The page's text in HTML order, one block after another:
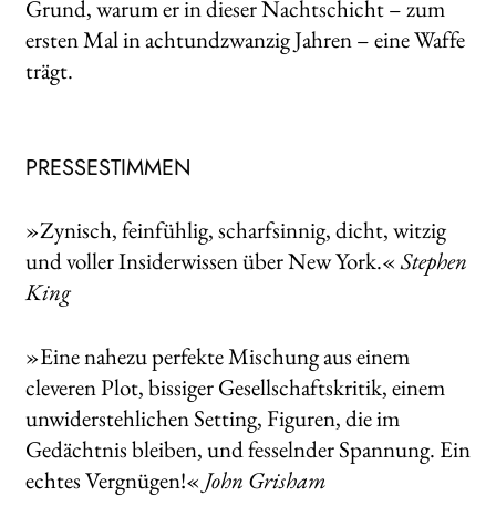
Grund, warum er in dieser Nachtschicht – zum
ersten Mal in achtundzwanzig Jahren – eine Waffe
trägt.
PRESSESTIMMEN
»Zynisch, feinfühlig, scharfsinnig, dicht, witzig
und voller Insiderwissen über New York.«Stephen
King
»Eine nahezu perfekte Mischung aus einem
cleveren Plot, bissiger Gesellschaftskritik, einem
unwiderstehlichen Setting, Figuren, die im
Gedächtnis bleiben, und fesselnder Spannung. Ein
echtes Vergnügen!« John Grisham